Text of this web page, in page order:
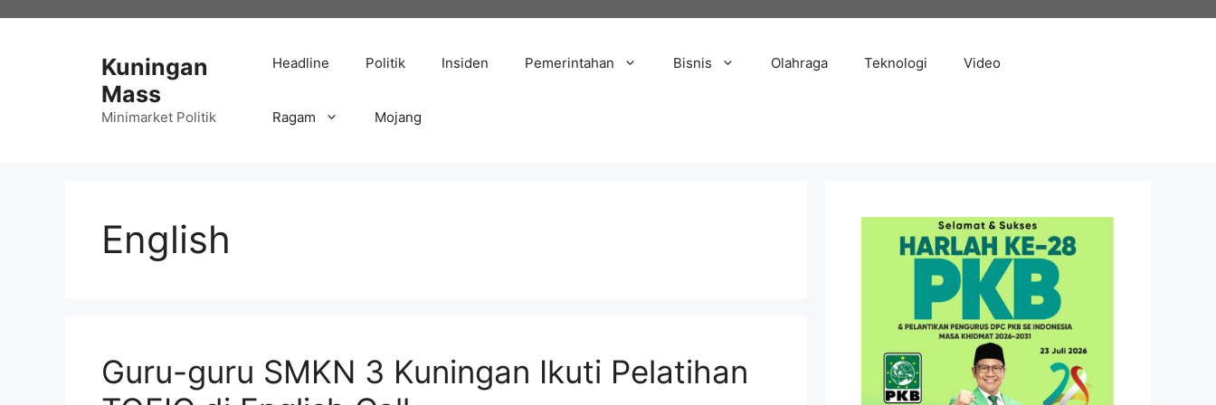
Kuningan
Mass
Minimarket Politik
Headline Politik Insiden Pemerintahan Bisnis Olahraga Teknologi Video
Ragam Mojang
English
Guru-guru SMKN 3 Kuningan Ikuti Pelatihan